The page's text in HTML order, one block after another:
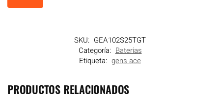
SKU: GEA102S25TGT
Categoría: Baterias
Etiqueta: gens ace
PRODUCTOS RELACIONADOS